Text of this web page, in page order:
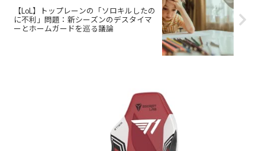
【LoL】トップレーンの「ソロキルしたの
に不利」問題：新シーズンのデスタイマ
ーとホームガードを巡る議論